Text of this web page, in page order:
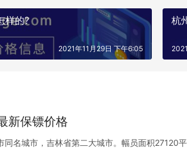
样的?
2021年11月29日 下午6:05
杭
新保镖价格
同名城市，吉林省第二大城市。幅员面积27120